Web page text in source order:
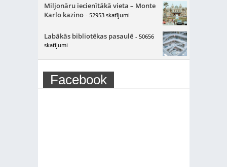
Miljonāru iecienītākā vieta – Monte
Karlo kazino - 52953 skatījumi
Labākās bibliotēkas pasaulē - 50656
skatījumi
Facebook